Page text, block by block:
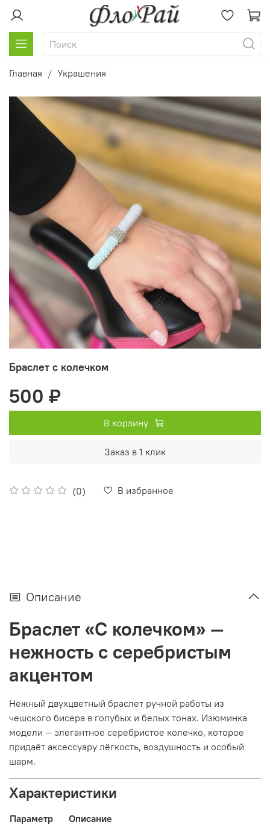
Главная Украшения
Браслет с колечком
(0) В избранное
500 ₽
В корзину
Заказ в 1 клик
Описание
Браслет «С колечком» —
нежность с серебристым
акцентом
Нежный двухцветный браслет ручной работы из
чешского бисера в голубых и белых тонах. Изюминка
модели — элегантное серебристое колечко, которое
придаёт аксессуару лёгкость, воздушность и особый
шарм.
Характеристики
Параметр
Описание